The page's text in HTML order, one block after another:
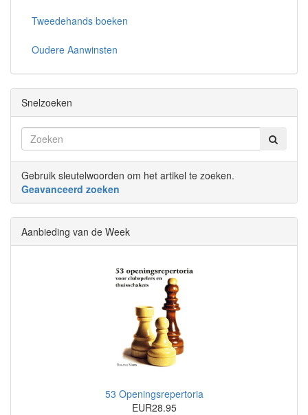
Tweedehands boeken
Oudere Aanwinsten
Snelzoeken
Gebruik sleutelwoorden om het artikel te zoeken.
Geavanceerd zoeken
Aanbieding van de Week
53 Openingsrepertoria
EUR28.95